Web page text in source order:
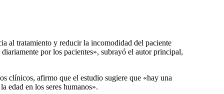
al tratamiento y reducir la incomodidad del paciente
por los pacientes», subrayó el autor principal,
clínicos, afirmo que el estudio sugiere que «hay una
edad en los seres humanos».